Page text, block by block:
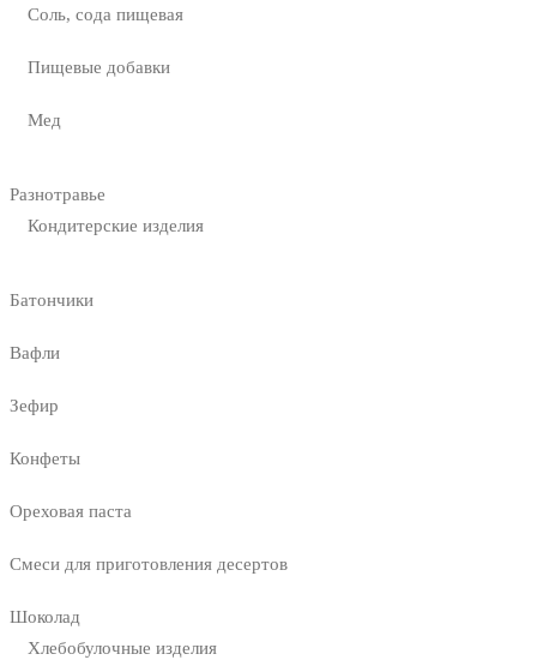
Соль, сода пищевая
Пищевые добавки
Мед
Разнотравье
Кондитерские изделия
Батончики
Вафли
Зефир
Конфеты
Ореховая паста
Смеси для приготовления десертов
Шоколад
Хлебобулочные изделия